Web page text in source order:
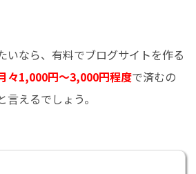
いなら、有料でブログサイトを作る
々1,000円〜3,000円程度で済むの
えるでしょう。